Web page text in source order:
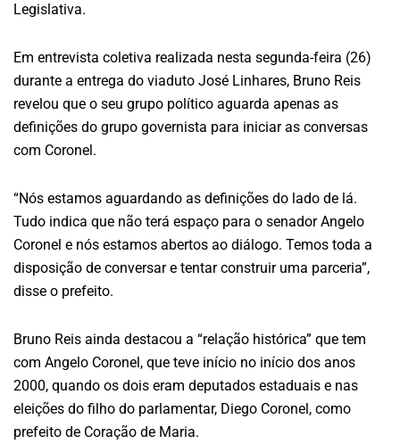
Legislativa.
Em entrevista coletiva realizada nesta segunda-feira (26)
durante a entrega do viaduto José Linhares, Bruno Reis
revelou que o seu grupo político aguarda apenas as
definições do grupo governista para iniciar as conversas
com Coronel.
“Nós estamos aguardando as definições do lado de lá.
Tudo indica que não terá espaço para o senador Angelo
Coronel e nós estamos abertos ao diálogo. Temos toda a
disposição de conversar e tentar construir uma parceria”,
disse o prefeito.
Bruno Reis ainda destacou a “relação histórica” que tem
com Angelo Coronel, que teve início no início dos anos
2000, quando os dois eram deputados estaduais e nas
eleições do filho do parlamentar, Diego Coronel, como
prefeito de Coração de Maria.